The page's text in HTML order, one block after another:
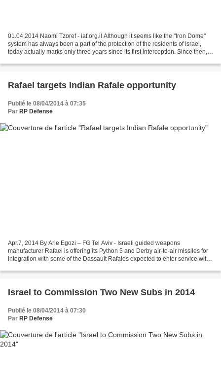
01.04.2014 Naomi Tzoref - iaf.org.il Although it seems like the "Iron Dome"
system has always been a part of the protection of the residents of Israel,
today actually marks only three years since its first interception. Since then,
Rafael targets Indian Rafale opportunity
Publié le 08/04/2014 à 07:35
Par RP Defense
Apr.7, 2014 By Arie Egozi – FG Tel Aviv - Israeli guided weapons
manufacturer Rafael is offering its Python 5 and Derby air-to-air missiles for
integration with some of the Dassault Rafales expected to enter service with
Israel to Commission Two New Subs in 2014
Publié le 08/04/2014 à 07:30
Par RP Defense